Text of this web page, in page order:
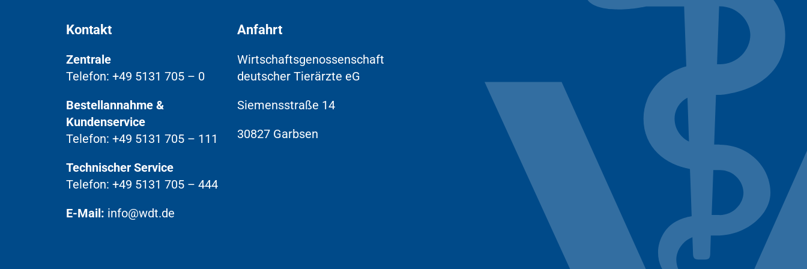
Kontakt
Zentrale
Telefon: +49 5131 705 – 0
Bestellannahme &
Kundenservice
Telefon: +49 5131 705 – 111
Technischer Service
Telefon: +49 5131 705 – 444
E-Mail: info@wdt.de
Anfahrt
Wirtschaftsgenossenschaft
deutscher Tierärzte eG
Siemensstraße 14
30827 Garbsen